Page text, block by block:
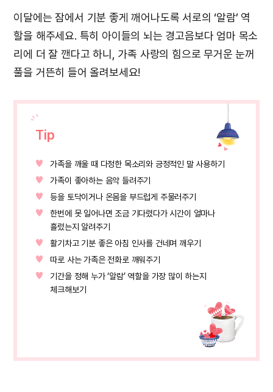
이달에는 잠에서 기분 좋게 깨어나도록 서로의 ‘알람’ 역
할을 해주세요. 특히 아이들의 뇌는 경고음보다 엄마 목소
리에 더 잘 깬다고 하니, 가족 사랑의 힘으로 무거운 눈꺼
풀을 거뜬히 들어 올려보세요!
Tip
가족을 깨울 때 다정한 목소리와 긍정적인 말 사용하기
가족이 좋아하는 음악 들려주기
등을 토닥이거나 온몸을 부드럽게 주물러주기
한번에 못 일어나면 조금 기다렸다가 시간이 얼마나
흘렀는지 알려주기
활기차고 기분 좋은 아침 인사를 건네며 깨우기
따로 사는 가족은 전화로 깨워주기
기간을 정해 누가 ‘알람’ 역할을 가장 많이 하는지
체크해보기